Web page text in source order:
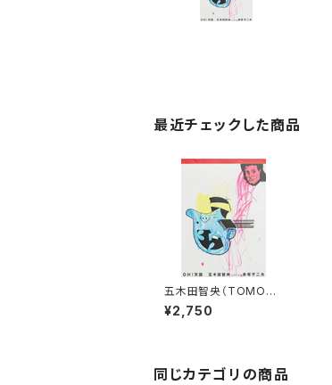
最近チェックした商品
五木田智央（TOMOO
GOKITA） OH! 天国
¥2,750
同じカテゴリの商品